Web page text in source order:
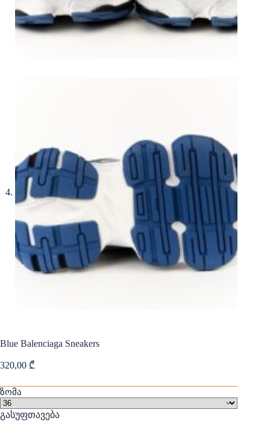
Blue Balenciaga Sneakers
320,00 ₾
ზომა
გასუფთავება